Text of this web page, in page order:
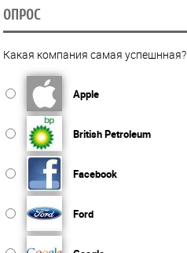
ОПРОС
Какая компания самая успешнная?
Apple
British Petroleum
Facebook
Ford